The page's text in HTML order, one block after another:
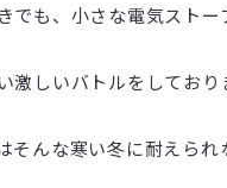
でも、小さな電気ストー
激しいバトルをしてお
そんな寒い冬に耐えられ